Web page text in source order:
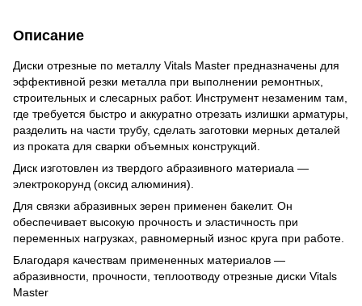
Описание
Диски отрезные по металлу Vitals Master предназначены для
эффективной резки металла при выполнении ремонтных,
строительных и слесарных работ. Инструмент незаменим там,
где требуется быстро и аккуратно отрезать излишки арматуры,
разделить на части трубу, сделать заготовки мерных деталей
из проката для сварки объемных конструкций.
Диск изготовлен из твердого абразивного материала —
электрокорунд (оксид алюминия).
Для связки абразивных зерен применен бакелит. Он
обеспечивает высокую прочность и эластичность при
переменных нагрузках, равномерный износ круга при работе.
Благодаря качествам примененных материалов —
абразивности, прочности, теплоотводу отрезные диски Vitals
Master